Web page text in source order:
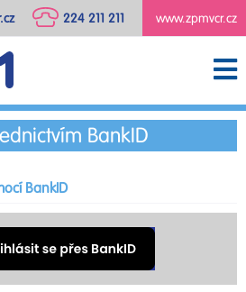
www.zpmvcr.cz
224 211 211
BankID
BankID